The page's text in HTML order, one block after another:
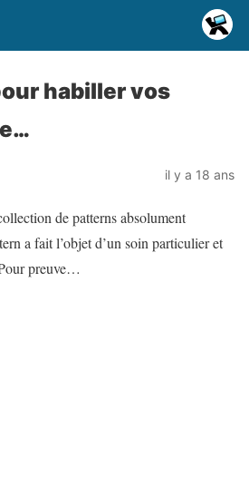
habiller vos
il y a 18 ans
de patterns absolument
a fait l’objet d’un soin particulier et
preuve…